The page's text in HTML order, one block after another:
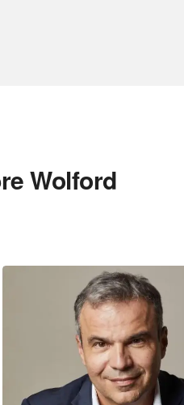
Wolford